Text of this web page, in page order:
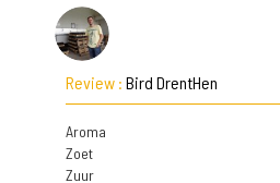
Review : Bird DrentHen
Aroma
Zoet
Zuur